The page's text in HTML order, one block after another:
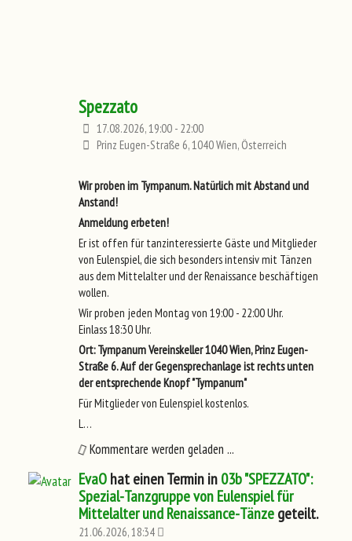
Spezzato
17.08.2026, 19:00 - 22:00
Prinz Eugen-Straße 6, 1040 Wien, Österreich
Wir proben im Tympanum. Natürlich mit Abstand und
Anstand!
Anmeldung erbeten!
Er ist offen für tanzinteressierte Gäste und Mitglieder
von Eulenspiel, die sich besonders intensiv mit Tänzen
aus dem Mittelalter und der Renaissance beschäftigen
wollen.
Wir proben jeden Montag von 19:00 - 22:00 Uhr.
Einlass 18:30 Uhr.
Ort: Tympanum Vereinskeller 1040 Wien, Prinz Eugen-
Straße 6. Auf der Gegensprechanlage ist rechts unten
der entsprechende Knopf "Tympanum"
Für Mitglieder von Eulenspiel kostenlos.
L…
Kommentare werden geladen ...
EvaOhat einen Termin in03b "SPEZZATO":
Spezial-Tanzgruppe von Eulenspiel für
Mittelalter und Renaissance-Tänzegeteilt.
21.06.2026, 18:34